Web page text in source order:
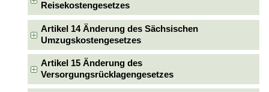
Reisekostengesetzes
Artikel 14 Änderung des Sächsischen
Umzugskostengesetzes
Artikel 15 Änderung des
Versorgungsrücklagengesetzes